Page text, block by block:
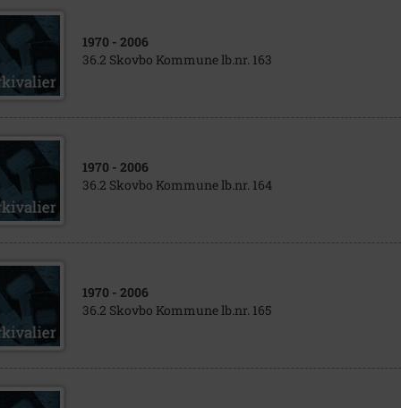
1970 - 2006
36.2 Skovbo Kommune lb.nr. 163
1970 - 2006
36.2 Skovbo Kommune lb.nr. 164
1970 - 2006
36.2 Skovbo Kommune lb.nr. 165